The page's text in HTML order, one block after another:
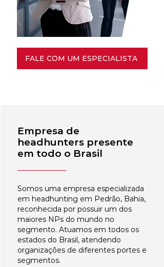
FALE COM UM ESPECIALISTA
Empresa de
headhunters presente
em todo o Brasil
Somos uma empresa especializada
em headhunting em Pedrão, Bahia,
reconhecida por possuir um dos
maiores NPs do mundo no
segmento. Atuamos em todos os
estados do Brasil, atendendo
organizações de diferentes portes e
segmentos.